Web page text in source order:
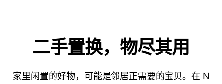
二手置换，物尽其用
家里闲置的好物，可能是邻居正需要的宝贝。在 N